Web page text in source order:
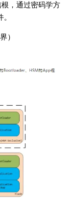
，通过密码学方
）